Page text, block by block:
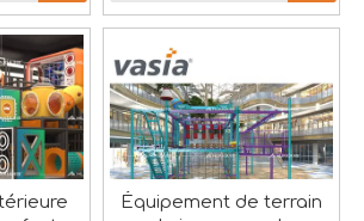
Vasia embrasse le festival des bateaux-dragons
vibrante de la culture chinoise, le
Équipement de terrain